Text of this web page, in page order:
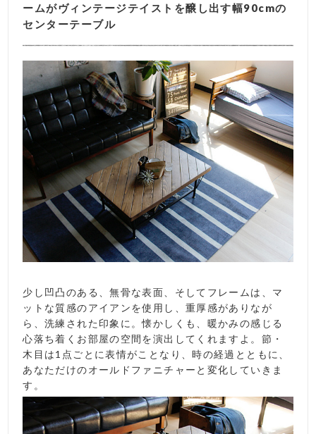
ームがヴィンテージテイストを醸し出す幅90cmの
センターテーブル
少し凹凸のある、無骨な表面、そしてフレームは、マ
ットな質感のアイアンを使用し、重厚感がありなが
ら、洗練された印象に。懐かしくも、暖かみの感じる
心落ち着くお部屋の空間を演出してくれますよ。節・
木目は1点ごとに表情がことなり、時の経過とともに、
あなただけのオールドファニチャーと変化していきま
す。